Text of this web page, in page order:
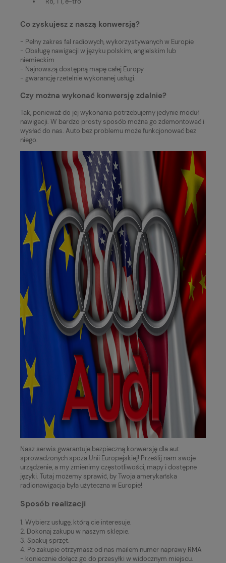
Co zyskujesz z naszą konwersją?
- Pełny zakres fal radiowych, wykorzystywanych w Europie
- Obsługę nawigacji w języku polskim, angielskim lub
niemieckim
- Najnowszą dostępną mapę całej Europy
- gwarancję rzetelnie wykonanej usługi.
Czy można wykonać konwersję zdalnie?
Tak, ponieważ do jej wykonania potrzebujemy jedynie moduł
nawigacji. W bardzo prosty sposób można go zdemontować i
wysłać do nas. Auto bez problemu może funkcjonować bez
niego.
Nasz serwis gwarantuje bezpieczną konwersję dla aut
sprowadzonych spoza Unii Europejskiej! Prześlij nam swoje
urządzenie, a my zmienimy częstotliwości, mapy i dostępne
języki. Tutaj możemy sprawić, by Twoja amerykańska
radionawigacja była użyteczna w Europie!
Sposób realizacji
1. Wybierz usługę, którą cie interesuje.
2. Dokonaj zakupu w naszym sklepie.
3. Spakuj sprzęt.
4. Po zakupie otrzymasz od nas mailem numer naprawy RMA
- koniecznie dołącz go do przesyłki w widocznym miejscu.